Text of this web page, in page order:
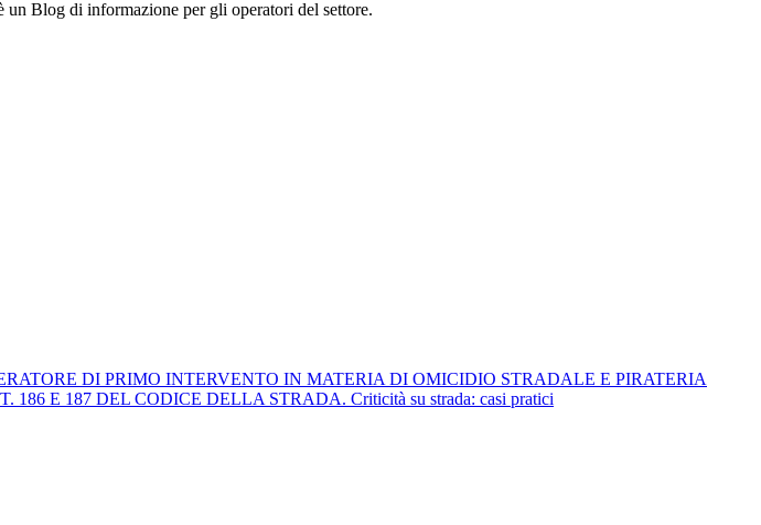
DI PRIMO INTERVENTO IN MATERIA DI OMICIDIO STRADALE E PIRATERIA
E 187 DEL CODICE DELLA STRADA. Criticità su strada: casi pratici
un Blog di informazione per gli operatori del settore.